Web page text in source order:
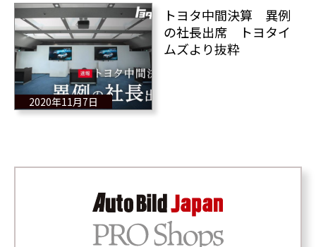
2020年11月7日
トヨタ中間決算 異例
の社長出席 トヨタイ
ムズより抜粋